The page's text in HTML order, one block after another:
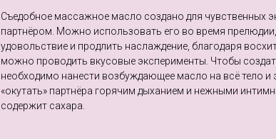
Съедобное массажное масло создано для чувственных
партнёром. Можно использовать его во время
удовольствие и продлить наслаждение, благодаря
можно проводить вкусовые эксперименты. Чтобы
необходимо нанести возбуждающее масло на всё тело и
«окутать» партнёра горячим дыханием и нежными
содержит сахара.